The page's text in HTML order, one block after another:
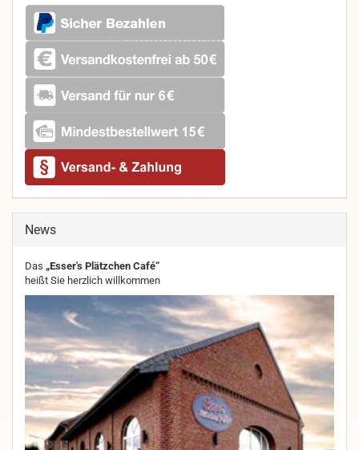
News
Das „Esser's Plätzchen Café“
heißt Sie herzlich willkommen